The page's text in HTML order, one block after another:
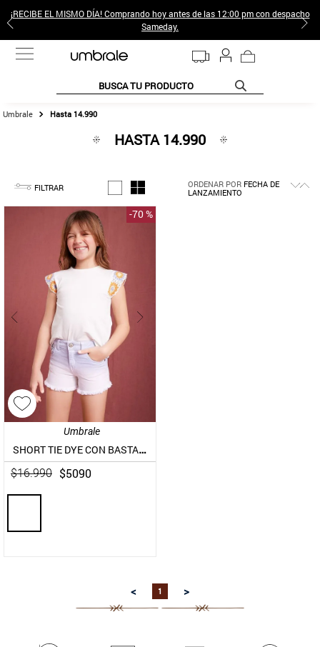
¡RECIBE EL MISMO DÍA! Comprando hoy antes de las 12:00 pm con despacho
Sameday.
BUSCA TU PRODUCTO
Hasta 14.990
HASTA 14.990
FILTRAR ORDENAR POR FECHA DE
LANZAMIENTO
-70 %
Umbrale
SHORT TIE DYE CON BASTA DESHILACHADA
$16.990 $5090
< 1 >
TÉRMINOS MÁS BUSCADOS
jeans pantalones
3.
poleras mujer
gamulan
botas
botin
cafe
collar
9.
aros
10. blanco